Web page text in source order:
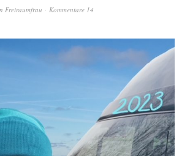
Freiraumfrau Kommentare 14